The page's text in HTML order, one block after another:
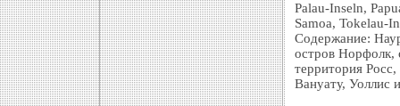
Palau-Inseln,
Samoa, Tokelau-
Содержание:
остров Норфолк,
территория
Вануату, Уоллис